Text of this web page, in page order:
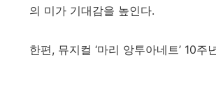
의 미가 기대감을 높인다.
한편, 뮤지컬 ‘마리 앙투아네트’ 10